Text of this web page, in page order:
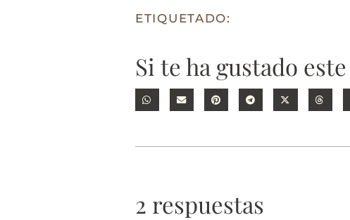
ETIQUETADO:
Si te ha gustado
2 respuestas